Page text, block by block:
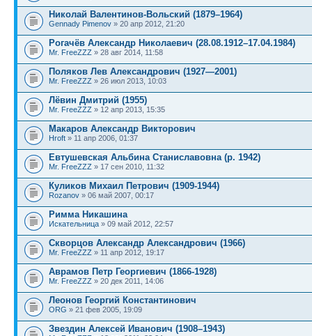
Николай Валентинов-Вольский (1879–1964)
Gennady Pimenov » 20 апр 2012, 21:20
Рогачёв Александр Николаевич (28.08.1912–17.04.1984)
Mr. FreeZZZ » 28 авг 2014, 11:58
Поляков Лев Александрович (1927—2001)
Mr. FreeZZZ » 26 июл 2013, 10:03
Лёвин Дмитрий (1955)
Mr. FreeZZZ » 12 апр 2013, 15:35
Макаров Александр Викторович
Hroft » 11 апр 2006, 01:37
Евтушевская Альбина Станиславовна (р. 1942)
Mr. FreeZZZ » 17 сен 2010, 11:32
Куликов Михаил Петрович (1909-1944)
Rozanov » 06 май 2007, 00:17
Римма Никашина
Искательница » 09 май 2012, 22:57
Скворцов Александр Александрович (1966)
Mr. FreeZZZ » 11 апр 2012, 19:17
Аврамов Петр Георгиевич (1866-1928)
Mr. FreeZZZ » 20 дек 2011, 14:06
Леонов Георгий Константинович
ORG » 21 фев 2005, 19:09
Звездин Алексей Иванович (1908–1943)